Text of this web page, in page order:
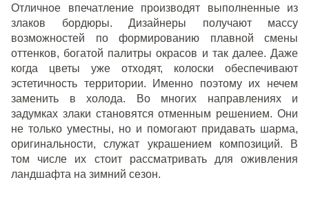
Отличное впечатление производят выполненные из
злаков бордюры. Дизайнеры получают массу
возможностей по формированию плавной смены
оттенков, богатой палитры окрасов и так далее. Даже
когда цветы уже отходят, колоски обеспечивают
эстетичность территории. Именно поэтому их нечем
заменить в холода. Во многих направлениях и
задумках злаки становятся отменным решением. Они
не только уместны, но и помогают придавать шарма,
оригинальности, служат украшением композиций. В
том числе их стоит рассматривать для оживления
ландшафта на зимний сезон.